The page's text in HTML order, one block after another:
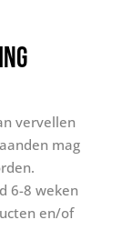
vervellen
mag
6-8 weken
en/of